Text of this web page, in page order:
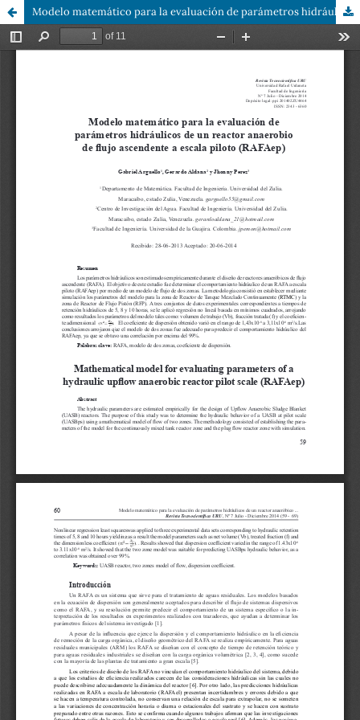
Modelo matemático para la evaluación de parámetros hidráulicos de un reactor anaerobio de flujo ascendente a escala piloto (RAFAep)